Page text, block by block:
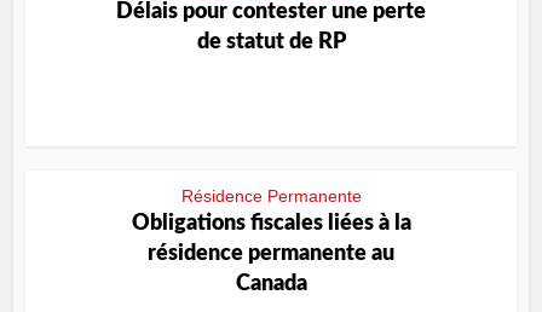
Délais pour contester une perte
de statut de RP
Résidence Permanente
Obligations fiscales liées à la
résidence permanente au
Canada